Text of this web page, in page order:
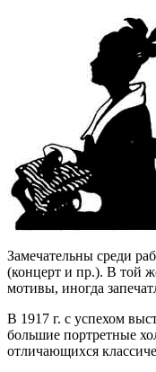
Замечательны среди
(концерт и пр.). В той
мотивы, иногда
В 1917 г. с успехом
большие портретные
отличающихся